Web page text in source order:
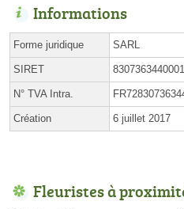
Informations
Forme juridique SARL
SIRET
N° TVA Intra.
Création 6 juillet 2017
Fleuristes à